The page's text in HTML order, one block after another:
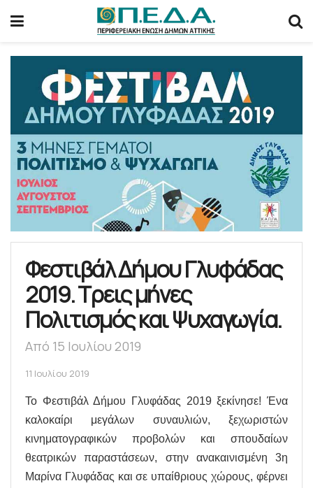
Φεστιβάλ Δήμου Γλυφάδας
2019. Τρεις μήνες
Πολιτισμός και Ψυχαγωγία.
Από 15 Ιουλίου 2019
11 Ιουλίου 2019
Το Φεστιβάλ Δήμου Γλυφάδας 2019 ξεκίνησε! Ένα
καλοκαίρι μεγάλων συναυλιών, ξεχωριστών
κινηματογραφικών προβολών και σπουδαίων
θεατρικών παραστάσεων, στην ανακαινισμένη 3η
Μαρίνα Γλυφάδας και σε υπαίθριους χώρους, φέρνει